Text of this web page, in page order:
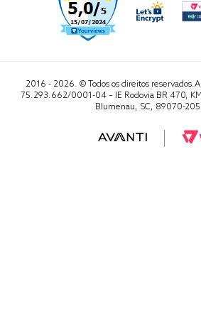
2016 - 2026. © Todos os direitos
75.293.662/0001-04 – IE Rodovia BR 470,
Blumenau, SC, 89070-205